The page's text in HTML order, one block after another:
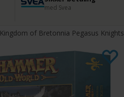
med Svea
Enkel retur
Kingdom of Bretonnia Pegasus Knights